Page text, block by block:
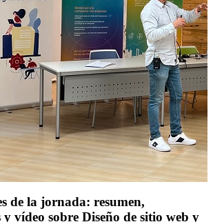
de la jornada: resumen,
vídeo sobre Diseño de sitio web y